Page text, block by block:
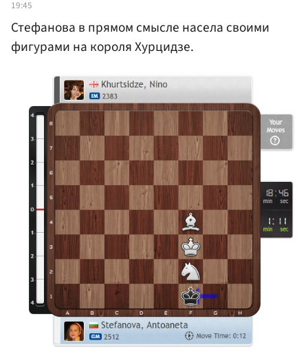
19:45
Стефанова в прямом смысле насела своими
фигурами на короля Хурцидзе.